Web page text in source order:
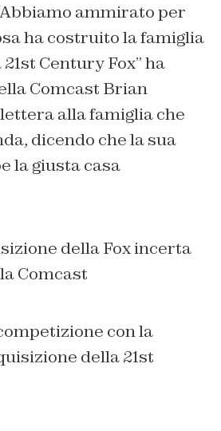
ammirato per
ha costruito la famiglia
Century Fox”ha
Comcast Brian
alla famiglia che
dicendo che la sua
la giusta casa
con la
della 21st